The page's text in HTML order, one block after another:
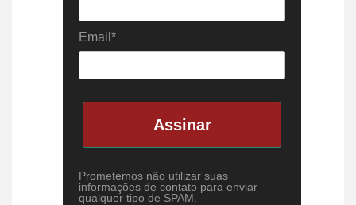
Email*
Assinar
Prometemos não utilizar suas
informações de contato para enviar
qualquer tipo de SPAM.